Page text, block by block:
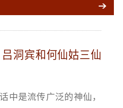
洞宾和何仙姑三仙
中是流传广泛的神仙，